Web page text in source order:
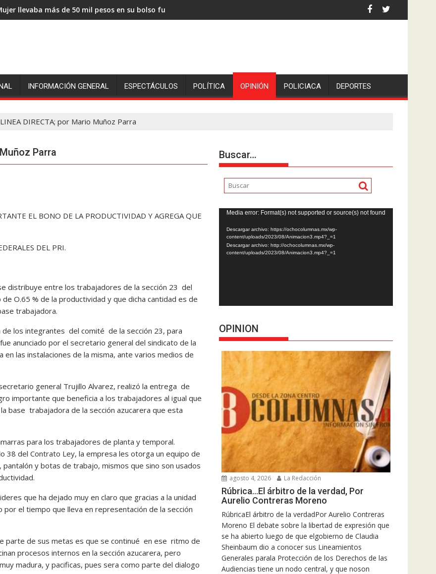
llevaba más de 50 mil pesos en su bolso fue sorprendida por asaltantes
INFORMACIÓN GENERAL ESPECTÁCULOS POLÍTICA OPINIÓN POLICIACA DEPORTES
DIRECTA; por Mario Muñoz Parra
Parra
EL BONO DE LA PRODUCTIVIDAD Y AGREGA QUE
DEL PRI.
distribuye entre los trabajadores de la sección 23 del
O.65 % de la productividad y que dicha cantidad es de
trabajadora.
los integrantes del comité de la sección 23, para
anunciado por el secretario general del sindicato de la
las instalaciones de la misma, ante varios medios de
general Trujillo Alvarez, realizó la entrega de
importante que beneficia a los trabajadores al igual que
base trabajadora de la sección azucarera que esta
para los trabajadores de planta y temporal.
38 del Contrato Ley, la empresa les otorga un equipo de
y botas de trabajo, mismos que sino son usados
que ha dejado muy en claro que gracias a la unidad
el tiempo que lleva en representación de la sección
parte de sus metas es que se continué en ese ritmo de
procesos internos en la sección azucarera, pero
madura, y pacificas, pues sera como parte del dialogo
Buscar…
Reproductor
de
vídeo
Media error: Format(s) not supported or source(s) not found
Descargar archivo: https://ochocolumnas.mx/wp-
content/uploads/2023/08/Animacion3.mp4?_=1
Descargar archivo: http://ochocolumnas.mx/wp-
content/uploads/2023/08/Animacion3.mp4?_=1
OPINION
agosto 4, 2026 La Redacción
Rúbrica…El árbitro de la verdad, Por
Aurelio Contreras Moreno
RúbricaEl árbitro de la verdadPor Aurelio Contreras
Moreno El debate sobre la libertad de expresión que
se ha abierto luego de que elgobierno de Claudia
Sheinbaum dio a conocer sus Lineamientos
Generales parala Protección de los Derechos de las
Audiencias tiene un nodo central, y que noson